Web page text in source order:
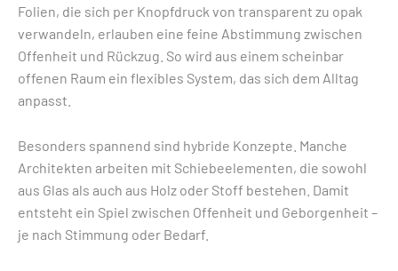
Folien, die sich per Knopfdruck von transparent zu opak
verwandeln, erlauben eine feine Abstimmung zwischen
Offenheit und Rückzug. So wird aus einem scheinbar
offenen Raum ein flexibles System, das sich dem Alltag
anpasst.
Besonders spannend sind hybride Konzepte. Manche
Architekten arbeiten mit Schiebeelementen, die sowohl
aus Glas als auch aus Holz oder Stoff bestehen. Damit
entsteht ein Spiel zwischen Offenheit und Geborgenheit –
je nach Stimmung oder Bedarf.